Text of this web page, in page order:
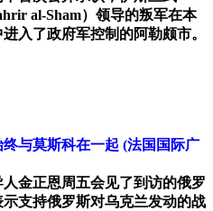
al-Sham）领导的叛军在本
入了政府军控制的阿勒颇市。
与莫斯科在一起 (法国国际广
金正恩周五会见了到访的俄罗
支持俄罗斯对乌克兰发动的战